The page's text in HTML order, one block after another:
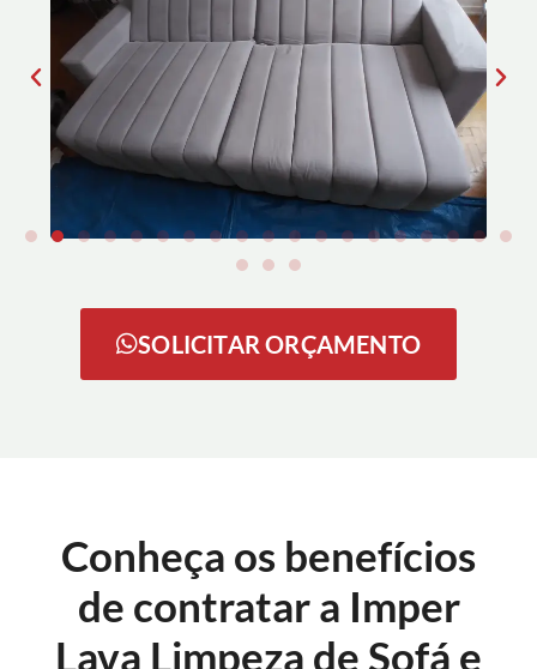
SOLICITAR ORÇAMENTO
Conheça os benefícios
de contratar a Imper
Lava Limpeza de Sofá e